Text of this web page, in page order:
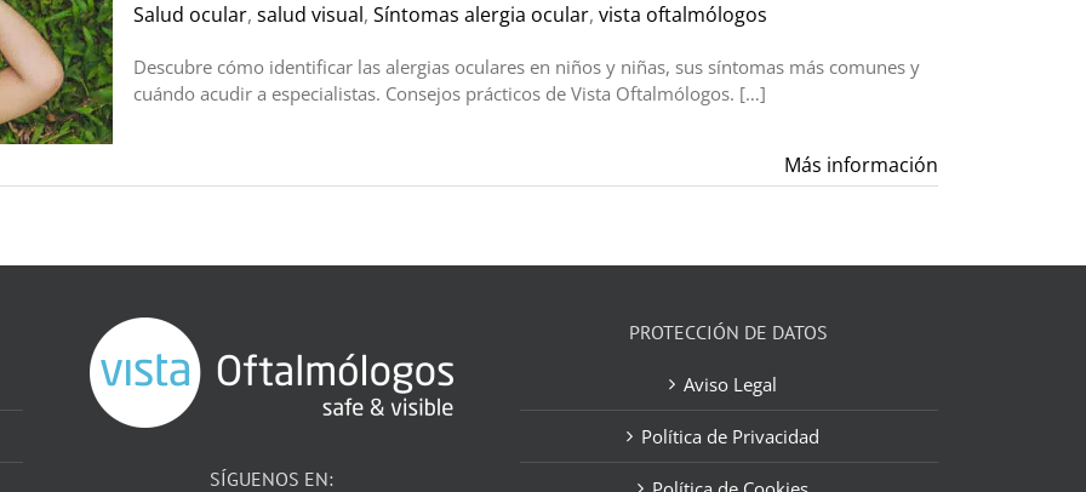
Salud ocular, salud visual, Síntomas alergia ocular, vista oftalmólogos
Descubre cómo identificar las alergias oculares en niños y niñas, sus síntomas más comunes y
cuándo acudir a especialistas. Consejos prácticos de Vista Oftalmólogos. […]
Más información
SÍGUENOS EN:
PROTECCIÓN DE DATOS
Aviso Legal
Política de Privacidad